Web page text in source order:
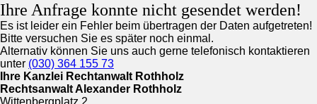
Ihre Anfrage konnte nicht gesendet werden!
Es ist leider ein Fehler beim übertragen der Daten aufgetreten!
Bitte versuchen Sie es später noch einmal.
Alternativ können Sie uns auch gerne telefonisch kontaktieren
unter (030) 364 155 73
Ihre Kanzlei Rechtanwalt Rothholz
Rechtsanwalt Alexander Rothholz
Wittenbergplatz 2